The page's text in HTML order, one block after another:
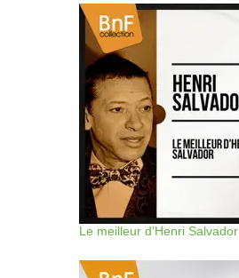
Le meilleur d'Henri Salvador